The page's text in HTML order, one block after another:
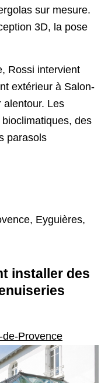
sur mesure.
3D, la pose
Rossi intervient
extérieur à Salon-
alentour. Les
des
parasols
Eyguières,
installer des
Provence